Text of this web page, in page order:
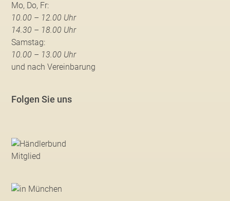
Mo, Do, Fr:
10.00 – 12.00 Uhr
14.30 – 18.00 Uhr
Samstag:
10.00 – 13.00 Uhr
und nach Vereinbarung
Folgen Sie uns